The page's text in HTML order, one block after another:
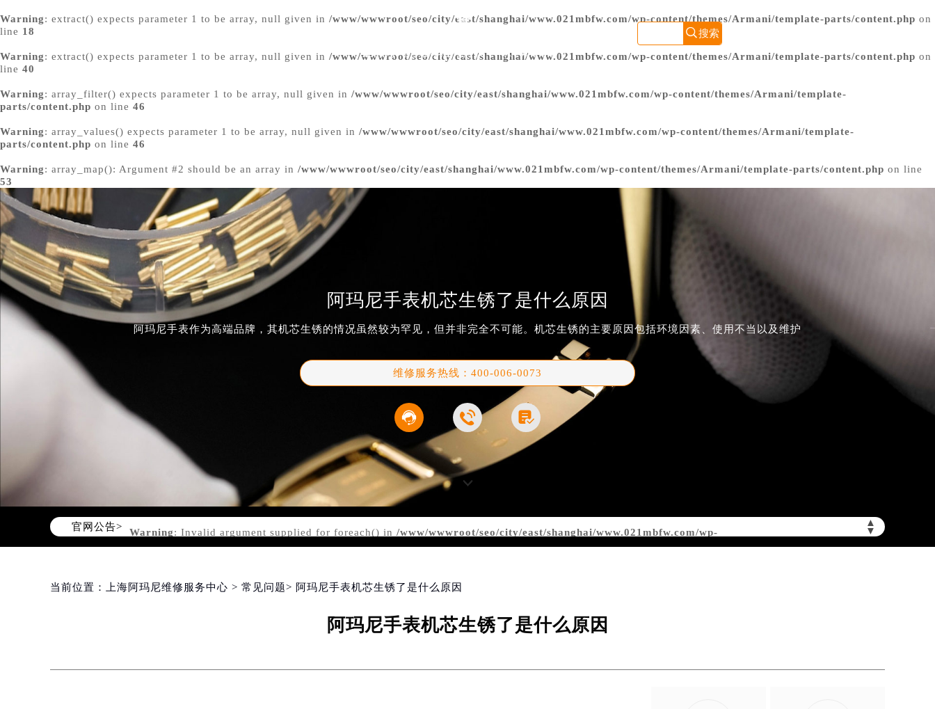
上海阿玛尼维修服务热线：400-006-0073
心店 成都东原中心店
Warning: extract() expects parameter 1 to be array, null given in /www/wwwroot/seo/city/east/shanghai/www.021mbfw.com/wp-content/themes/Armani/template-parts/content.php on
line 18
Warning: extract() expects parameter 1 to be array, null given in /www/wwwroot/seo/city/east/shanghai/www.021mbfw.com/wp-content/themes/Armani/template-parts/content.php on
line 40
Warning: array_filter() expects parameter 1 to be array, null given in /www/wwwroot/seo/city/east/shanghai/www.021mbfw.com/wp-content/themes/Armani/template-
parts/content.php on line 46
Warning: array_values() expects parameter 1 to be array, null given in /www/wwwroot/seo/city/east/shanghai/www.021mbfw.com/wp-content/themes/Armani/template-
parts/content.php on line 46
Warning: array_map(): Argument #2 should be an array in /www/wwwroot/seo/city/east/shanghai/www.021mbfw.com/wp-content/themes/Armani/template-parts/content.php on line
53
阿玛尼手表机芯生锈了是什么原因
阿玛尼手表作为高端品牌，其机芯生锈的情况虽然较为罕见，但并非完全不可能。机芯生锈的主要原因包括环境因素、使用不当以及维护
维修服务热线： 400-006-0073
  
官网公告> ▲
▼
Warning: Invalid argument supplied for foreach() in /www/wwwroot/seo/city/east/shanghai/www.021mbfw.com/wp-
当前位置： 上海阿玛尼维修服务中心 > 常见问题> 阿玛尼手表机芯生锈了是什么原因
阿玛尼手表机芯生锈了是什么原因